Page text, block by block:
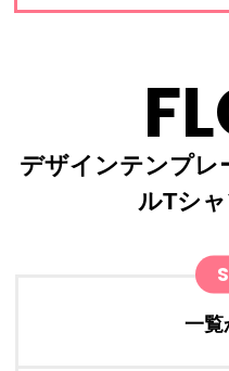
デザインテンプレ
ルTシ
一覧